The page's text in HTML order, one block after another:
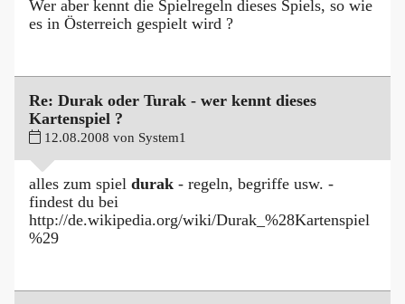
Wer aber kennt die Spielregeln dieses Spiels, so wie
es in Österreich gespielt wird ?
Re: Durak oder Turak - wer kennt dieses
Kartenspiel ?
12.08.2008 von System1
alles zum spiel durak - regeln, begriffe usw. -
findest du bei
http://de.wikipedia.org/wiki/Durak_%28Kartenspiel
%29